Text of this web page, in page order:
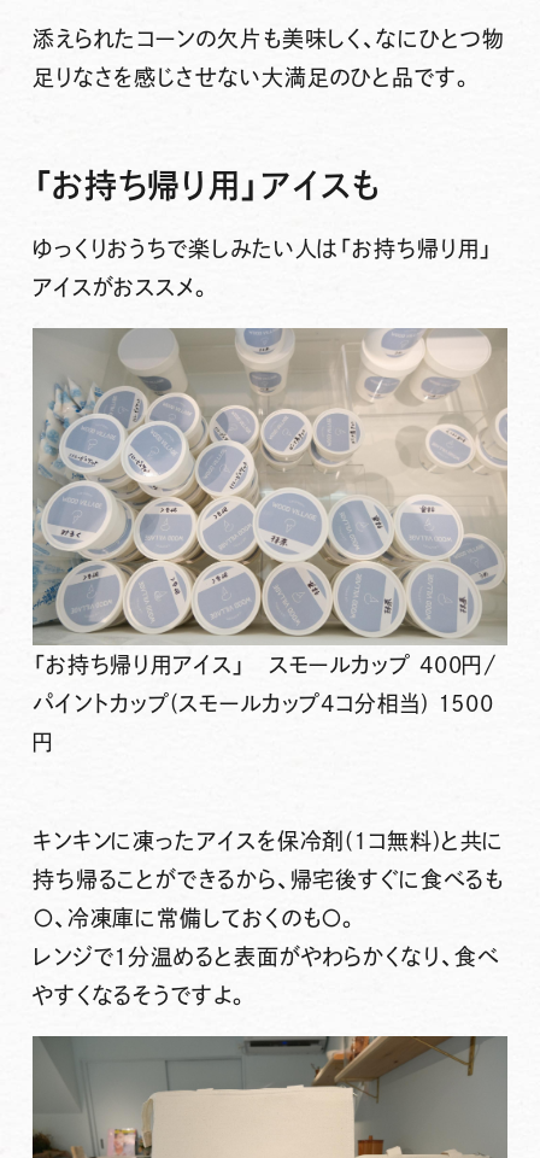
添えられたコーンの欠片も美味しく、なにひとつ物
足りなさを感じさせない大満足のひと品です。
「お持ち帰り用」アイスも
ゆっくりおうちで楽しみたい人は「お持ち帰り用」
アイスがおススメ。
「お持ち帰り用アイス」 スモールカップ 400円/
パイントカップ(スモールカップ4コ分相当) 1500
円
キンキンに凍ったアイスを保冷剤(１コ無料)と共に
持ち帰ることができるから、帰宅後すぐに食べるも
〇、冷凍庫に常備しておくのも〇。
レンジで1分温めると表面がやわらかくなり、食べ
やすくなるそうですよ。